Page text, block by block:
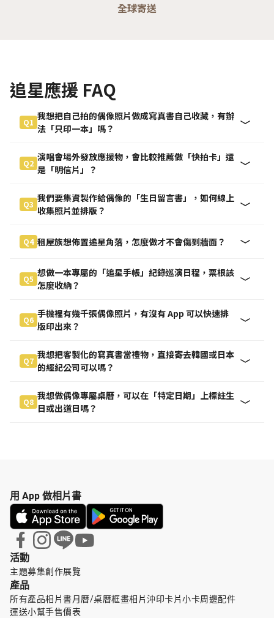
全球寄送
追星應援 FAQ
Q1
我想把自己拍的偶像照片做成寫真書自己收藏，有辦
法「只印一本」嗎？
Q2
演唱會場外發放應援物，會比較推薦做「快拍卡」還
是「明信片」？
Q3
我們要集資製作給偶像的「生日留言書」，如何線上
收集照片並排版？
Q4 租屋族想佈置追星角落，怎麼做才不會傷到牆面？
Q5
想做一本專屬的「追星手帳」紀錄巡演日程，票根該
怎麼收納？
Q6
手機裡有幾千張偶像照片，有沒有 App 可以快速排
版印出來？
Q7
我想把客製化的寫真書當禮物，直接寄去韓國或日本
的經紀公司可以嗎？
Q8
我想做偶像專屬桌曆，可以在「特定日期」上標註生
日或出道日嗎？
活動
主題募集創作展覽
產品
所有產品相片書月曆/桌曆框畫相片沖印卡片小卡周邊配件
運送小幫手售價表
用 App 做相片書